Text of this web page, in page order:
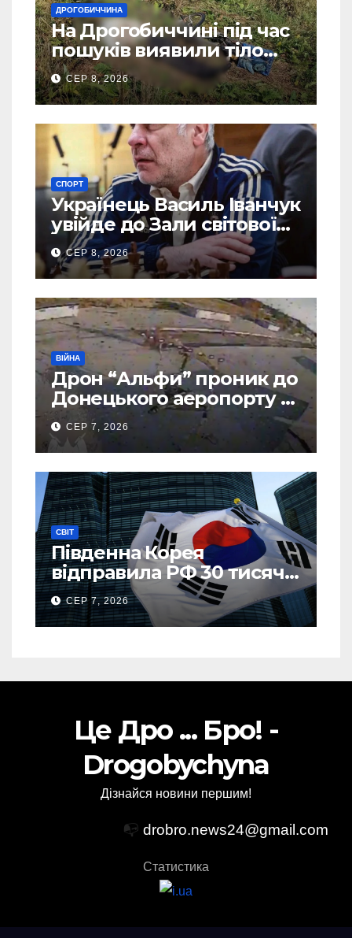
ДРОГОБИЧЧИНА
На Дрогобиччині під час
пошуків виявили тіло
зниклого чоловіка
СЕР 8, 2026
СПОРТ
Українець Василь Іванчук
увійде до Зали світової
шахової слави
СЕР 8, 2026
ВІЙНА
Дрон “Альфи” проник до
Донецького аеропорту та
спалив “Шахед” ще до
запуску
СЕР 7, 2026
СВІТ
Південна Корея
відправила РФ 30 тисяч
тонн авіапалива
СЕР 7, 2026
Це Дро ... Бро! -
Drogobychyna
Дізнайся новини першим!
📭 drobro.news24@gmail.com
Статистика